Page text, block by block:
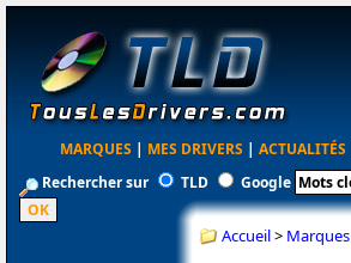
MARQUES | MES DRIVERS | ACTUALITÉS
Rechercher sur
TLD Google
Accueil> Marques